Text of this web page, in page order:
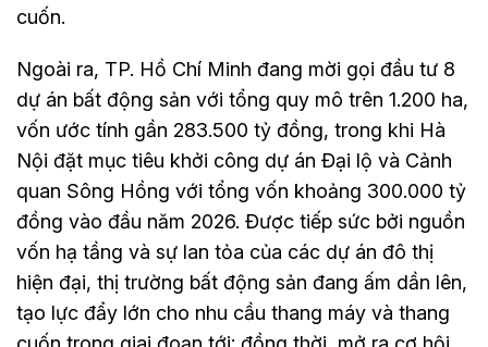
cuốn.
Ngoài ra, TP. Hồ Chí Minh đang mời gọi đầu tư 8
dự án bất động sản với tổng quy mô trên 1.200 ha,
vốn ước tính gần 283.500 tỷ đồng, trong khi Hà
Nội đặt mục tiêu khởi công dự án Đại lộ và Cảnh
quan Sông Hồng với tổng vốn khoảng 300.000 tỷ
đồng vào đầu năm 2026. Được tiếp sức bởi nguồn
vốn hạ tầng và sự lan tỏa của các dự án đô thị
hiện đại, thị trường bất động sản đang ấm dần lên,
tạo lực đẩy lớn cho nhu cầu thang máy và thang